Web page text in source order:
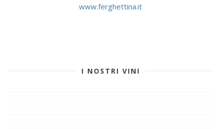
www.ferghettina.it
I NOSTRI VINI